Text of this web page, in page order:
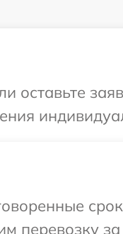
оставьте
перевозку